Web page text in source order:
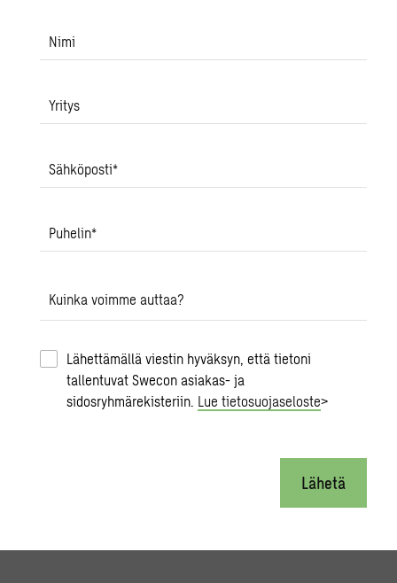
Nimi
Yritys
Sähköposti*
Puhelin*
Kuinka voimme auttaa?
Lähettämällä viestin hyväksyn, että tietoni
tallentuvat Swecon asiakas- ja
sidosryhmärekisteriin. Lue tietosuojaseloste>
Lähetä